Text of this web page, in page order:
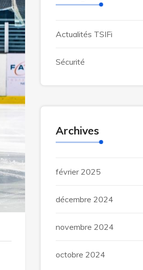
Actualités TSIFi
Sécurité
Archives
février 2025
décembre 2024
novembre 2024
octobre 2024